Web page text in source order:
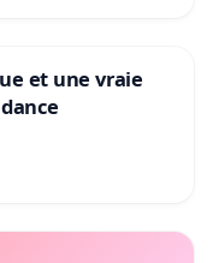
et une vraie